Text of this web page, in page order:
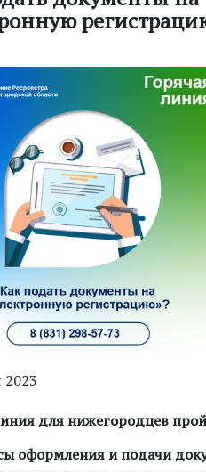
2023
для нижегородцев
оформления и подачи